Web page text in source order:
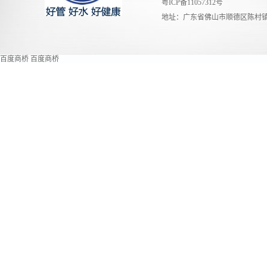
粤ICP备11057312号
地址：广东省佛山市顺德区陈
百度商桥 百度商桥